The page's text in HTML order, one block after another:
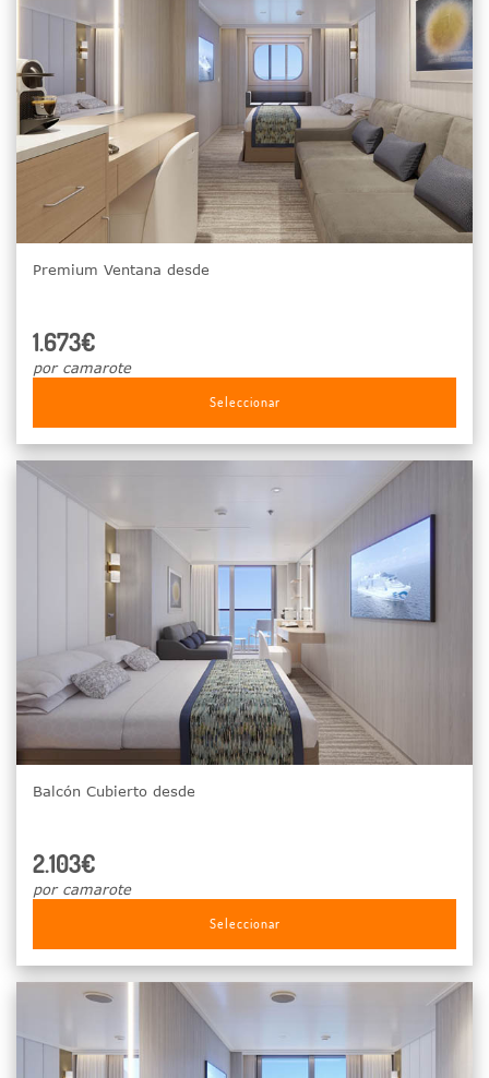
Premium Ventana desde
1.673€
por camarote
Seleccionar
Balcón Cubierto desde
2.103€
por camarote
Seleccionar